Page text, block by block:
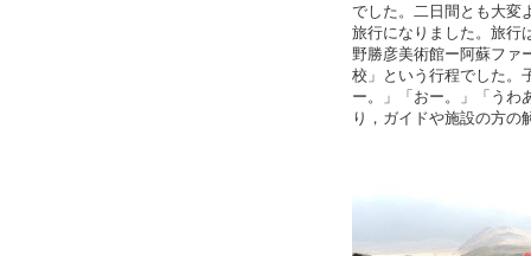
でした。二日間とも大変
旅行になりました。旅行
野勝彦美術館ー阿蘇ファ
校」という行程でした。
ー。」「おー。」「うわ
り，ガイドや施設の方の